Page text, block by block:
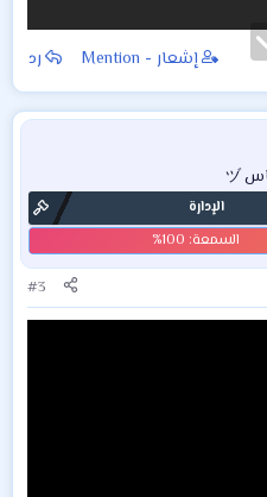
إشعار - Mention رد
الإدارة
#3